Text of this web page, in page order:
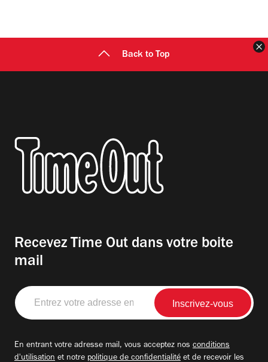
Back to Top
Recevez Time Out dans votre boite
mail
Entrez
votre
adresse
En entrant votre adresse mail, vous acceptez nos conditions
d'utilisation et notre politique de confidentialité et de recevoir les